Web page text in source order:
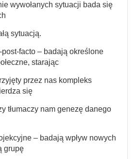
wywołanych sytuacji bada się
sytuacją.
facto – badają określone
starając
przez nas kompleks
się
tłumaczy nam genezę danego
– badają wpływ nowych
grupę